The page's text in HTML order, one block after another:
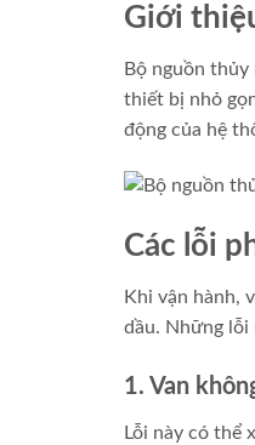
Giới
Bộ nguồn
thiết bị nhỏ
động của hệ
Các lỗi
Khi vận hành,
dầu. Những lỗi
1. Van
Lỗi này có thể